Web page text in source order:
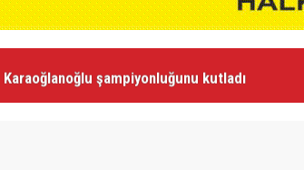
Karaoğlanoğlu şampiyonluğunu kutladı